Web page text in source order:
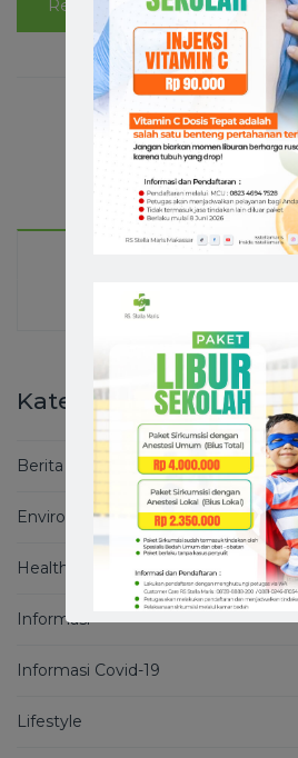
Read More
1 2
Kategori
Berita
Environment
Health Basics
Informasi
Informasi Covid-19
Lifestyle